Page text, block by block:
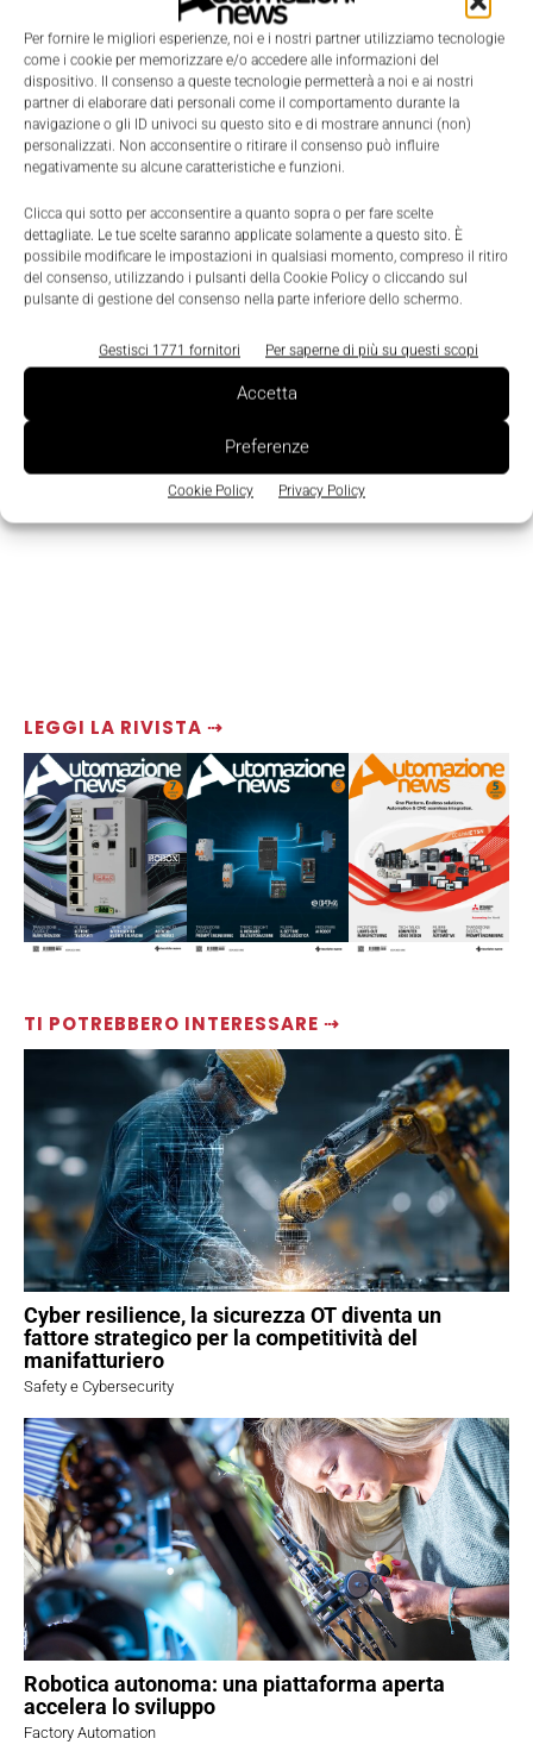
Per fornire le migliori esperienze, noi e i nostri partner utilizziamo tecnologie
come i cookie per memorizzare e/o accedere alle informazioni del
dispositivo. Il consenso a queste tecnologie permetterà a noi e ai nostri
partner di elaborare dati personali come il comportamento durante la
navigazione o gli ID univoci su questo sito e di mostrare annunci (non)
personalizzati. Non acconsentire o ritirare il consenso può influire
negativamente su alcune caratteristiche e funzioni.
Clicca qui sotto per acconsentire a quanto sopra o per fare scelte
dettagliate. Le tue scelte saranno applicate solamente a questo sito. È
possibile modificare le impostazioni in qualsiasi momento, compreso il ritiro
del consenso, utilizzando i pulsanti della Cookie Policy o cliccando sul
pulsante di gestione del consenso nella parte inferiore dello schermo.
Gestisci 1771 fornitori Per saperne di più su questi scopi
Accetta
Preferenze
Cookie Policy Privacy Policy
LEGGI LA RIVISTA ⇢
TI POTREBBERO INTERESSARE ⇢
Cyber resilience, la sicurezza OT diventa un
fattore strategico per la competitività del
manifatturiero
Safety e Cybersecurity
Robotica autonoma: una piattaforma aperta
accelera lo sviluppo
Factory Automation
italiane all’interno del quale individuare nuovi
approcci e appropriate soluzioni disecurity
intelligence, threat & risk management e business
continuity.
TAGS Information Technology Safety e Security